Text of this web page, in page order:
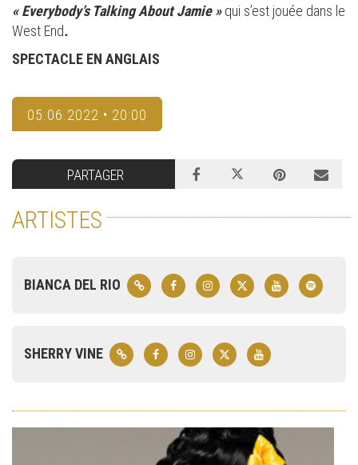
« Everybody’s Talking About Jamie »qui s’est jouée dans le
West End.
SPECTACLE EN ANGLAIS
05.06.2022 • 20:00
PARTAGER
ARTISTES
BIANCA DEL RIO
SHERRY VINE